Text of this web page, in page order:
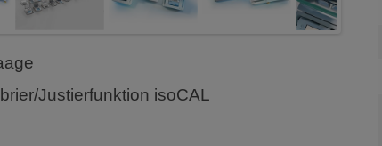
Justierfunktion isoCAL